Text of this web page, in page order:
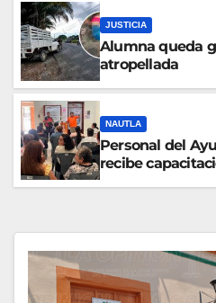
JUSTICIA
Alumna queda
atropellada
NAUTLA
Personal del
recibe